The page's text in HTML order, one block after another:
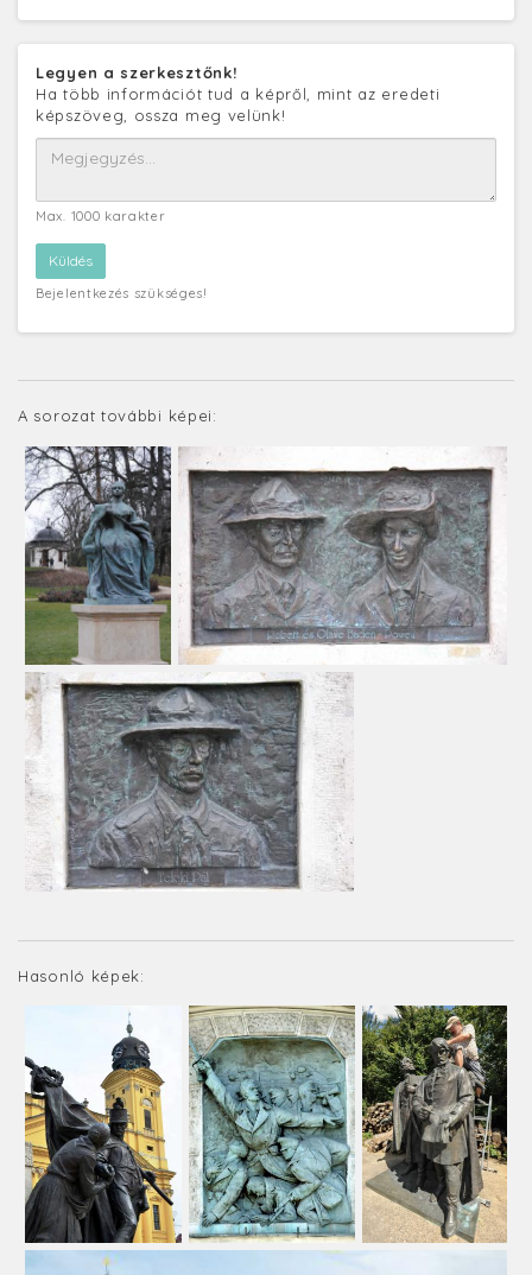
Legyen a szerkesztőnk!
Ha több információt tud a képről, mint az eredeti
képszöveg, ossza meg velünk!
Max. 1000 karakter
Bejelentkezés szükséges!
A sorozat további képei:
Hasonló képek: